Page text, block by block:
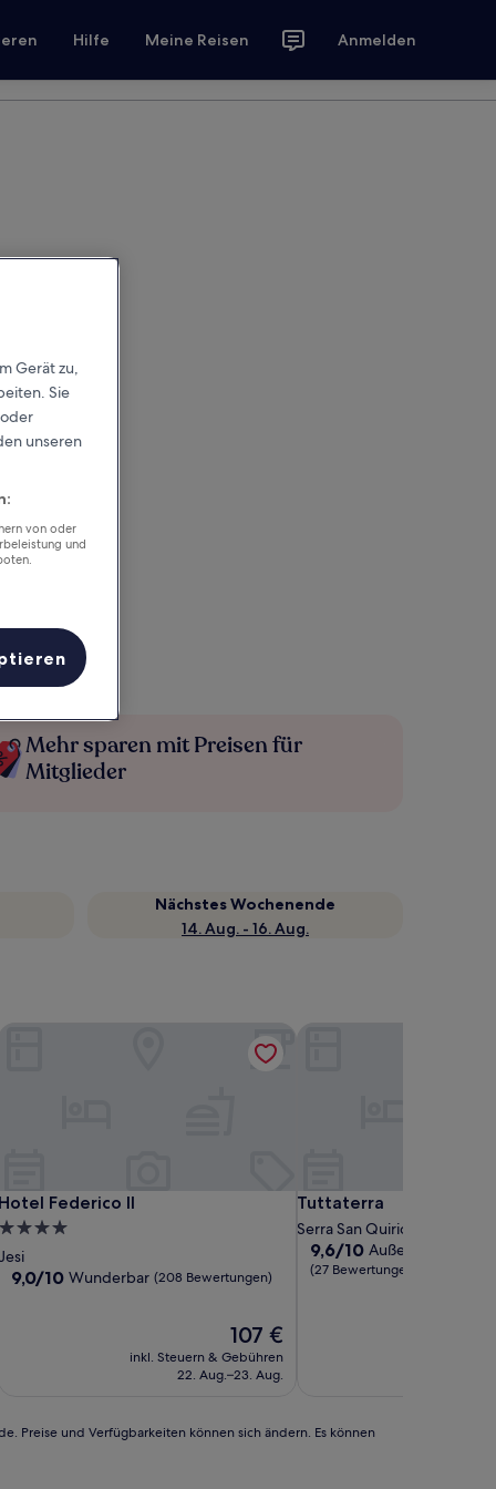
Hilfe Meine Reisen Anmelden
Mehr sparen mit Preisen für
Mitglieder
Nächstes Wochenende
14. Aug. - 16. Aug.
Hotel Federico II
Hotel Federico II
4.0-
Sterne-
Unterkunft
Jesi
9.0
9,0/10 Wunderbar (208 Bewertungen)
Der
Preis
beträgt
107 €
inkl. Steuern & Gebühren
22. Aug.–23. Aug.
Tuttaterra
Tuttaterra
Serra San Quirico
9.6
von
9,6/10 Außergewöhnlich
(27 Bewertungen)
Preise und Verfügbarkeiten können sich ändern. Es können
Gerät zu,
Sie
unseren
von oder
und